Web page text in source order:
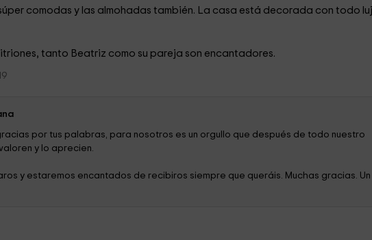
súper comodas y las almohadas también. La casa está decorada con todo
tanto Beatriz como su pareja son encantadores.
gracias por tus palabras, para nosotros es un orgullo que después de todo nuestro
y lo aprecien.
y estaremos encantados de recibiros siempre que queráis. Muchas gracias. Un